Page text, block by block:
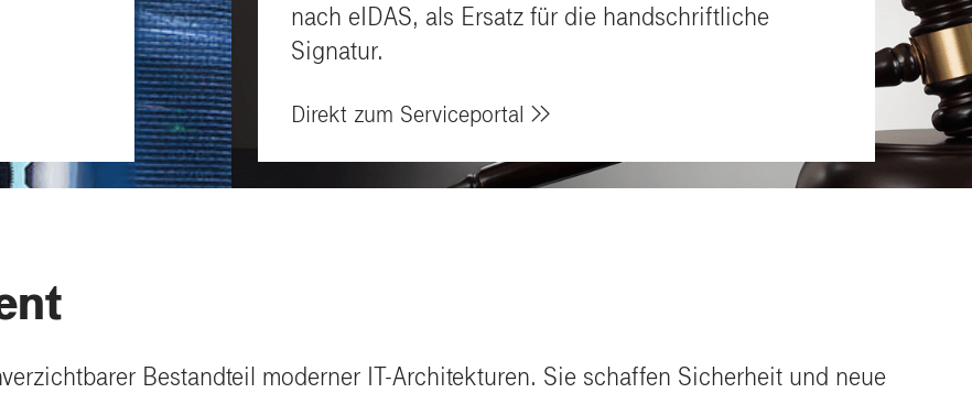
nach eIDAS, als Ersatz für die handschriftliche
Signatur.
Direkt zum Serviceportal
Bestandteil moderner IT-Architekturen. Sie schaffen Sicherheit und neue